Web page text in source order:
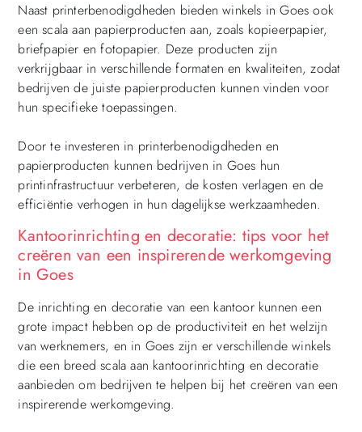
Naast printerbenodigdheden bieden winkels in Goes ook
een scala aan papierproducten aan, zoals kopieerpapier,
briefpapier en fotopapier. Deze producten zijn
verkrijgbaar in verschillende formaten en kwaliteiten, zodat
bedrijven de juiste papierproducten kunnen vinden voor
hun specifieke toepassingen.
Door te investeren in printerbenodigdheden en
papierproducten kunnen bedrijven in Goes hun
printinfrastructuur verbeteren, de kosten verlagen en de
efficiëntie verhogen in hun dagelijkse werkzaamheden.
Kantoorinrichting en decoratie: tips voor het
creëren van een inspirerende werkomgeving
in Goes
De inrichting en decoratie van een kantoor kunnen een
grote impact hebben op de productiviteit en het welzijn
van werknemers, en in Goes zijn er verschillende winkels
die een breed scala aan kantoorinrichting en decoratie
aanbieden om bedrijven te helpen bij het creëren van een
inspirerende werkomgeving.